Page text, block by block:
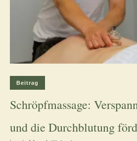
Beitrag
Schröpfmassage:
und die Durchblutung